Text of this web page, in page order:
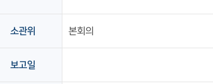
소관위 본회의
보고일